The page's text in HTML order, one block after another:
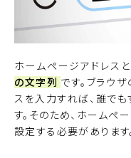
ホームページアドレスと
の文字列 です。ブラウ
スを入力すれば、誰で
す。そのため、ホームペ
設定する必要があります